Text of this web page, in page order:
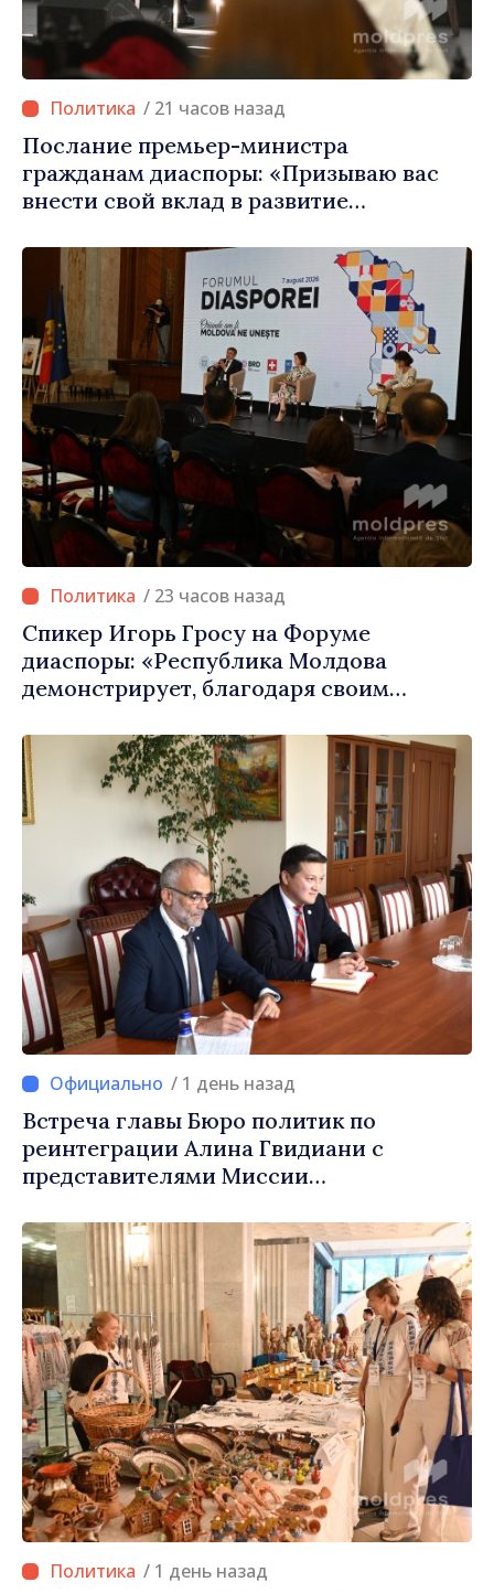
/ 21 часов назад
Послание премьер-министра
гражданам диаспоры: «Призываю вас
внести свой вклад в развитие
/ 23 часов назад
Спикер Игорь Гросу на Форуме
диаспоры: «Республика Молдова
демонстрирует, благодаря своим
заслуживает стать частью большой
европейской семьи»
/ 1 день назад
Встреча главы Бюро политик по
реинтеграции Алина Гвидиани с
представителями Миссии
Креста в Молдове
/ 1 день назад